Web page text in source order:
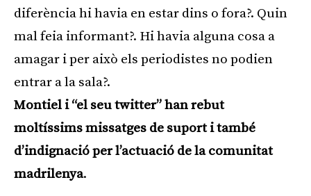
diferència hi havia en estar dins o fora?. Quin
mal feia informant?. Hi havia alguna cosa a
amagar i per això els periodistes no podien
entrar a la sala?.
Montiel i “el seu twitter” han rebut
moltíssims missatges de suport i també
d’indignació per l’actuació de la comunitat
madrilenya.